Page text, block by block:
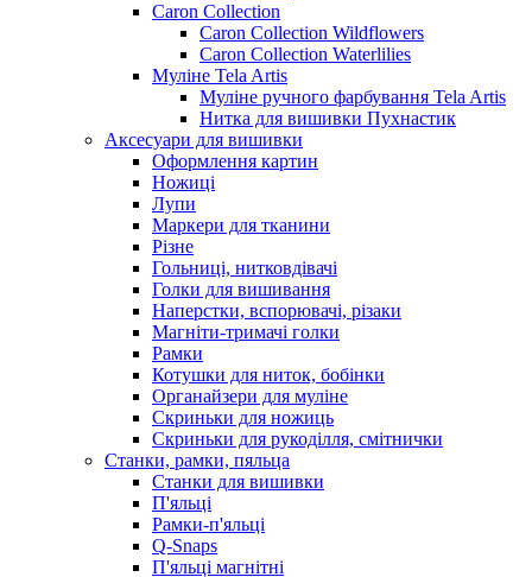
Caron Collection
Caron Collection Wildflowers
Caron Collection Waterlilies
Муліне Tela Artis
Муліне ручного фарбування Tela Artis
Нитка для вишивки Пухнастик
Аксесуари для вишивки
Оформлення картин
Ножиці
Лупи
Маркери для тканини
Різне
Гольниці, нитковдівачі
Голки для вишивання
Наперстки, вспорювачі, різаки
Магніти-тримачі голки
Рамки
Котушки для ниток, бобінки
Органайзери для муліне
Скриньки для ножиць
Скриньки для рукоділля, смітнички
Станки, рамки, пяльца
Станки для вишивки
П'яльці
Рамки-п'яльці
Q-Snaps
П'яльці магнітні